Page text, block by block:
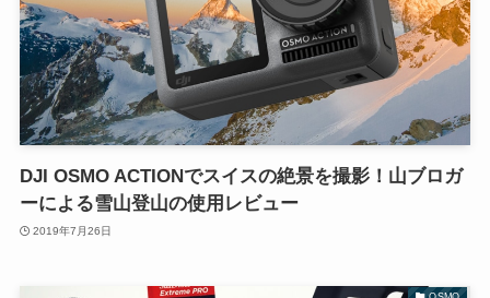
DJI OSMO ACTIONでスイスの絶景を撮影！山ブロガ
ーによる雪山登山の使用レビュー
2019年7月26日